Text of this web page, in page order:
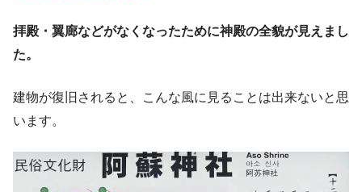
拝殿・翼廊などがなくなったために神殿の全貌が見えまし
た。
建物が復旧されると、こんな風に見ることは出来ないと思
います。